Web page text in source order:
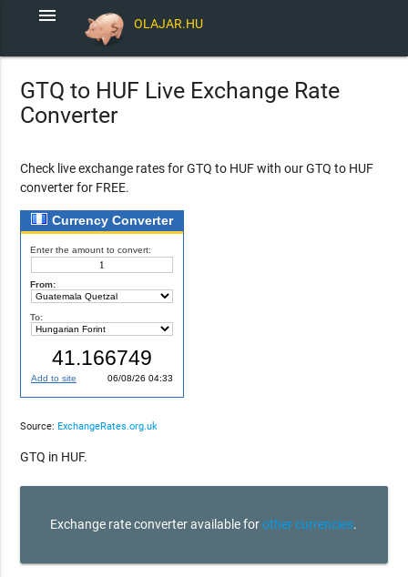
OLAJAR.HU
menu
GTQ to HUF Live Exchange Rate
Converter
Check live exchange rates for GTQ to HUF with our GTQ to HUF
converter for FREE.
Source:ExchangeRates.org.uk
GTQ in HUF.
Exchange rate converter available forother currencies.